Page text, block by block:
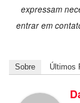
expressam
entrar em
Sobre Últimos